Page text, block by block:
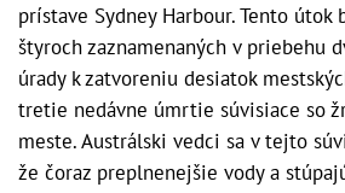
prístave Sydney Harbour. Tento útok
štyroch zaznamenaných v priebehu
úrady k zatvoreniu desiatok
tretie nedávne úmrtie súvisiace so
meste. Austrálski vedci sa v tejto
že čoraz preplnenejšie vody a